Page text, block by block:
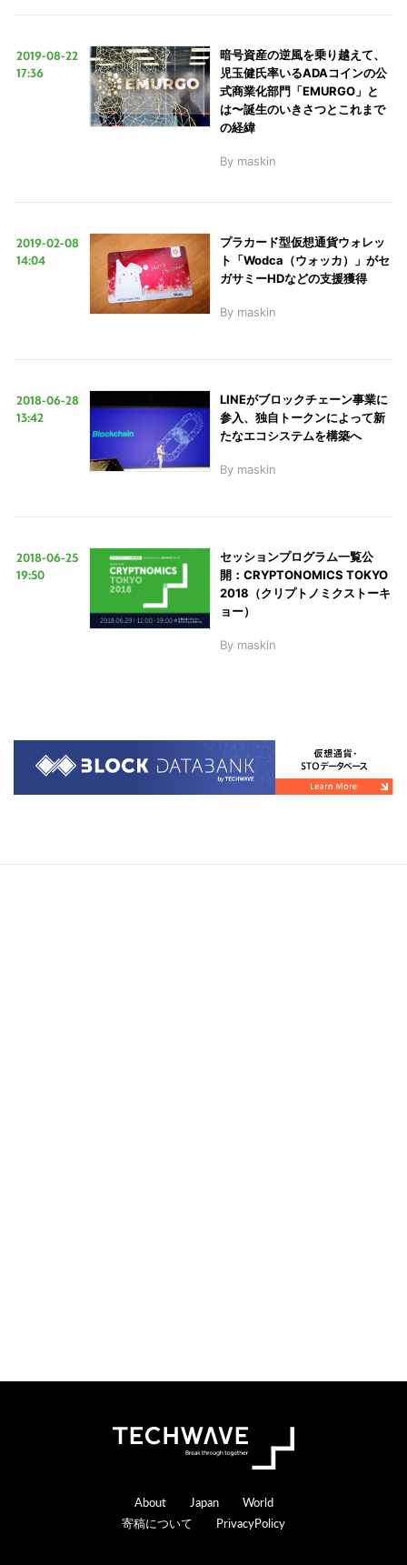
2019-08-22
17:36
暗号資産の逆風を乗り越えて、
児玉健氏率いるADAコインの公
式商業化部門「EMURGO」と
は〜誕生のいきさつとこれまで
の経緯
By maskin
2019-02-08
14:04
プラカード型仮想通貨ウォレッ
ト「Wodca（ウォッカ）」がセ
ガサミーHDなどの支援獲得
By maskin
2018-06-28
13:42
LINEがブロックチェーン事業に
参入、独自トークンによって新
たなエコシステムを構築へ
By maskin
2018-06-25
19:50
セッションプログラム一覧公
開：CRYPTONOMICS TOKYO
2018（クリプトノミクストーキ
ョー）
By maskin
Footer
About Japan
World
寄稿について
PrivacyPolicy